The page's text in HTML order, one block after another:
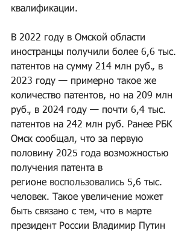
квалификации.
В 2022 году в Омской области
иностранцы получили более 6,6 тыс.
патентов на сумму 214 млн руб., в
2023 году — примерно такое же
количество патентов, но на 209 млн
руб., в 2024 году — почти 6,4 тыс.
патентов на 242 млн руб. Ранее РБК
Омск сообщал, что за первую
половину 2025 года возможностью
получения патента в
регионе воспользовались 5,6 тыс.
человек. Такое увеличение может
быть связано с тем, что в марте
президент России Владимир Путин